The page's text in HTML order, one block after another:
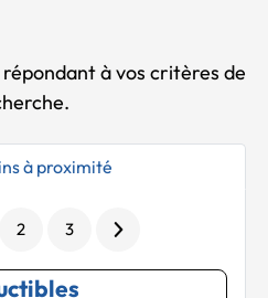
répondant à vos critères de
à proximité
2 3